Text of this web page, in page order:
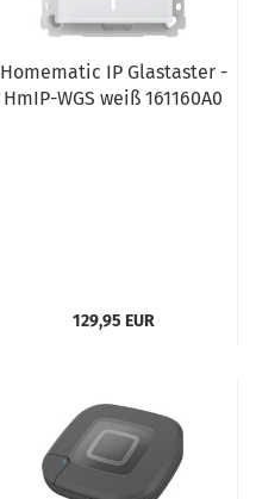
Homematic IP Glastaster -
HmIP-WGS weiß 161160A0
129,95 EUR